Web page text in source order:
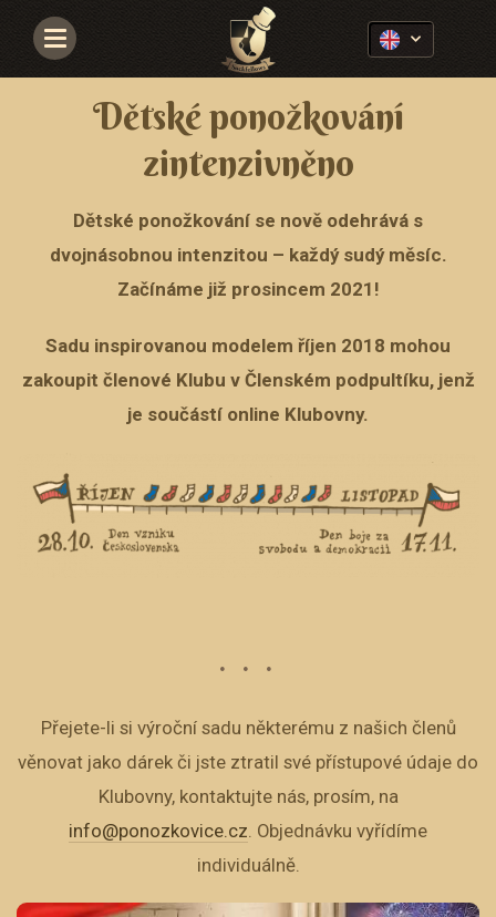
Navigace
Dětské ponožkování
zintenzivněno
Dětské ponožkování se nově odehrává s
dvojnásobnou intenzitou – každý sudý měsíc.
Začínáme již prosincem 2021!
Sadu inspirovanou modelem říjen 2018 mohou
zakoupit členové Klubu v Členském podpultíku, jenž
je součástí online Klubovny.
Přejete-li si výroční sadu některému z našich členů
věnovat jako dárek či jste ztratil své přístupové údaje do
Klubovny, kontaktujte nás, prosím, na
info@ponozkovice.cz . Objednávku vyřídíme
individuálně.